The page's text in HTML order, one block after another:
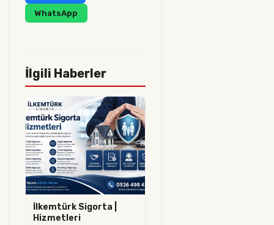
WhatsApp
İlgili Haberler
İlkemtürk Sigorta |
Hizmetleri